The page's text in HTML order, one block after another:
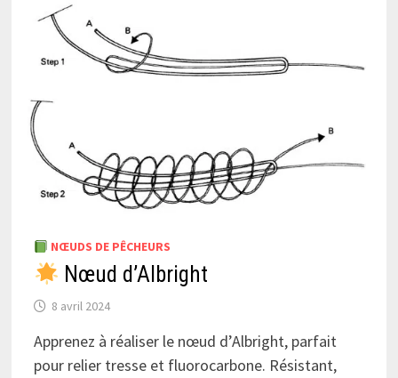
NŒUDS DE PÊCHEURS
Nœud d’Albright
8 avril 2024
Apprenez à réaliser le nœud d’Albright, parfait
pour relier tresse et fluorocarbone. Résistant,